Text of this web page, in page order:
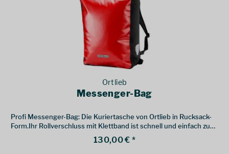
Ortlieb
Messenger-Bag
Profi Messenger-Bag: Die Kuriertasche von Ortlieb in Rucksack-
Form.Ihr Rollverschluss mit Klettband ist schnell und einfach zu
bedienen und macht die Packhöhe flexibel.
130,00 € *